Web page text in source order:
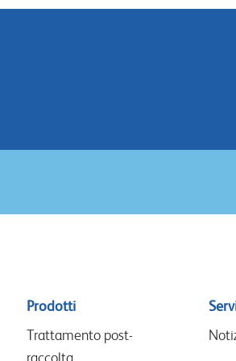
Sitemap
menu
Prodotti
Trattamento post-
raccolta